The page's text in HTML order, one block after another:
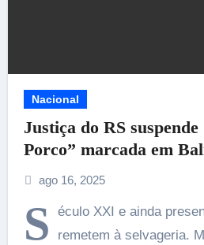
Nacional
Justiça do RS
Porco” marcada em
ago 16, 2025
S
éculo XXI e ainda
remetem à selvageria.